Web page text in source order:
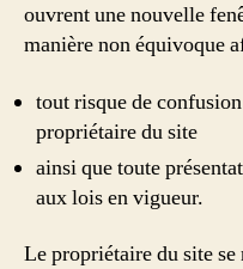
ouvrent une nouvelle
manière non équivoque
tout risque de
propriétaire du site
ainsi que toute
aux lois en vigueur.
Le propriétaire du site